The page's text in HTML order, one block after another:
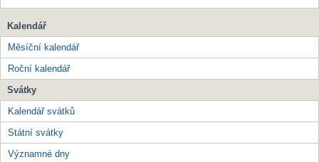
Kalendář
Měsíční kalendář
Roční kalendář
Svátky
Kalendář svátků
Státní svátky
Významné dny